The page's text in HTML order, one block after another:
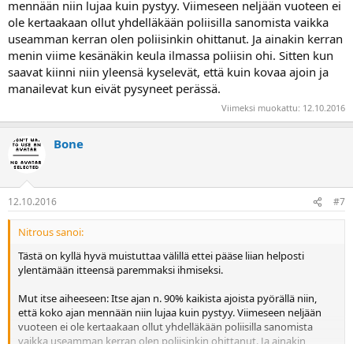
mennään niin lujaa kuin pystyy. Viimeseen neljään vuoteen ei
ole kertaakaan ollut yhdelläkään poliisilla sanomista vaikka
useamman kerran olen poliisinkin ohittanut. Ja ainakin kerran
menin viime kesänäkin keula ilmassa poliisin ohi. Sitten kun
saavat kiinni niin yleensä kyselevät, että kuin kovaa ajoin ja
manailevat kun eivät pysyneet perässä.
Viimeksi muokattu: 12.10.2016
Bone
12.10.2016 #7
Nitrous sanoi:
Tästä on kyllä hyvä muistuttaa välillä ettei pääse liian helposti
ylentämään itteensä paremmaksi ihmiseksi.
Mut itse aiheeseen: Itse ajan n. 90% kaikista ajoista pyörällä niin,
että koko ajan mennään niin lujaa kuin pystyy. Viimeseen neljään
vuoteen ei ole kertaakaan ollut yhdelläkään poliisilla sanomista
vaikka useamman kerran olen poliisinkin ohittanut. Ja ainakin